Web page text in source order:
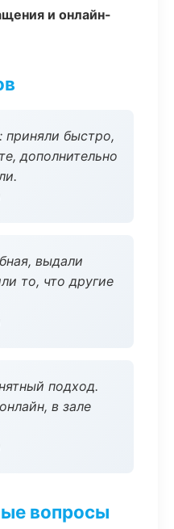
и онлайн-
приняли быстро,
дополнительно
выдали
то, что другие
подход.
в зале
вопросы